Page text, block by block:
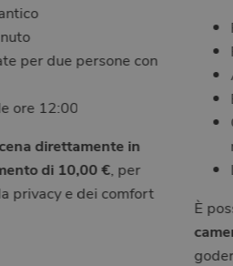
per due persone con
ore 12:00
direttamente in
di 10,00 € , per
privacy e dei comfort
È